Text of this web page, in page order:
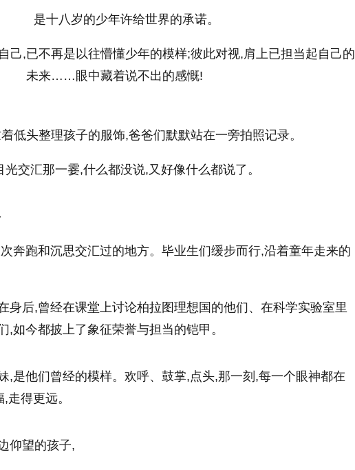
是十八岁的少年许给世界的承诺。
己,已不再是以往懵懂少年的模样;彼此对视,肩上已担当起自己的
未来……眼中藏着说不出的感慨!
低头整理孩子的服饰,爸爸们默默站在一旁拍照记录。
光交汇那一霎,什么都没说,又好像什么都说了。
奔跑和沉思交汇过的地方。毕业生们缓步而行,沿着童年走来的
身后,曾经在课堂上讨论柏拉图理想国的他们、在科学实验室里
,如今都披上了象征荣誉与担当的铠甲。
,是他们曾经的模样。欢呼、鼓掌,点头,那一刻,每一个眼神都在
走得更远。
仰望的孩子,